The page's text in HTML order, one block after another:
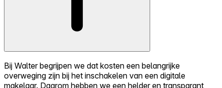
Bij Walter begrijpen we dat kosten een belangrijke
overweging zijn bij het inschakelen van een digitale
makelaar. Daarom hebben we een helder en transparant